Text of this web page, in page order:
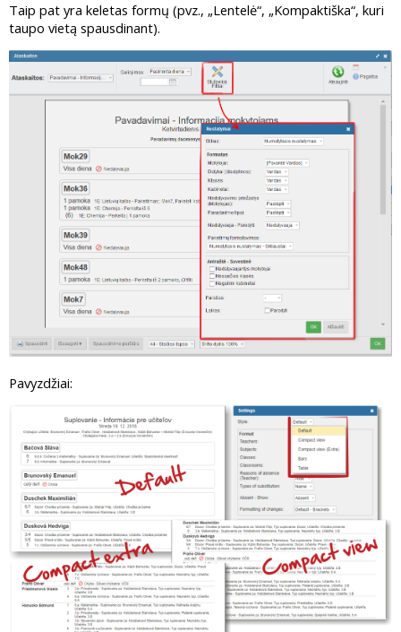
Taip pat yra keletas formų (pvz., „Lentelė“, „Kompaktiška“, kuri
taupo vietą spausdinant).
Pavyzdžiai: